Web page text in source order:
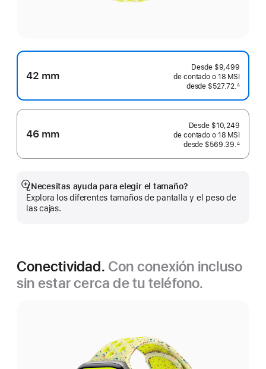
42 mm
Desde $9,499
de contado o 18 MSI
desde $527.72.∆
46 mm
Desde $10,249
de contado o 18 MSI
desde $569.39.∆
¿Necesitas ayuda para elegir el tamaño?
Explora los diferentes tamaños de pantalla y el peso de
las cajas.
Mostrar
más
Conectividad. Con conexión incluso
sin estar cerca de tu teléfono.